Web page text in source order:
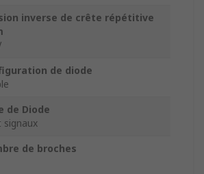
inverse de crête répétitive
de diode
de Diode
signaux
de broches